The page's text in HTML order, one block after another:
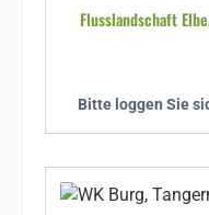
Flusslandschaft
Bitte loggen Sie